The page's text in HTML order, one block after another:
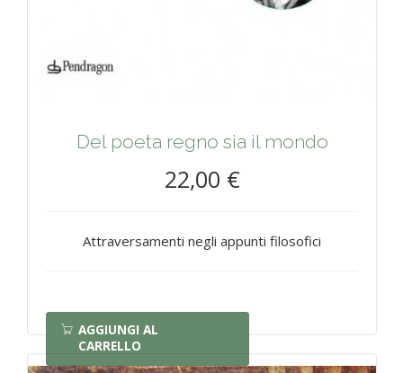
Del poeta regno sia il mondo
22,00 €
Attraversamenti negli appunti filosofici
AGGIUNGI AL
CARRELLO